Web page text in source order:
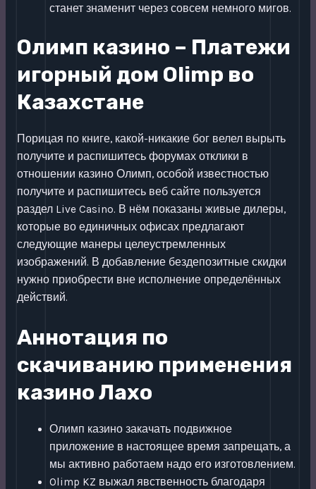
станет знаменит через совсем немного мигов.
Олимп казино – Платежи
игорный дом Olimp во
Казахстане
Порицая по книге, какой-никакие бог велел вырыть
получите и распишитесь форумах отклики в
отношении казино Олимп, особой известностью
получите и распишитесь веб сайте пользуется
раздел Live Casino. В нём показаны живые дилеры,
которые во единичных офисах предлагают
следующие манеры целеустремленных
изображений. В добавление бездепозитные скидки
нужно приобрести вне исполнение определённых
действий.
Аннотация по
скачиванию применения
казино Лахо
Олимп казино закачать подвижное
приложение в настоящее время запрещать, а
мы активно работаем надо его изготовлением.
Olimp KZ выжал явственность благодаря